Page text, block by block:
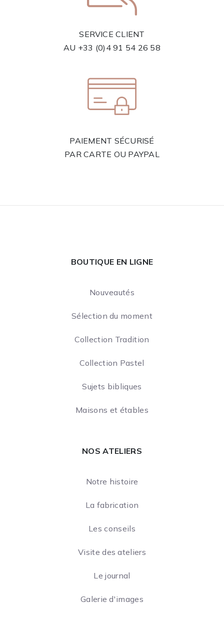
SERVICE CLIENT
AU +33 (0)4 91 54 26 58
PAIEMENT SÉCURISÉ
PAR CARTE OU PAYPAL
BOUTIQUE EN LIGNE
Nouveautés
Sélection du moment
Collection Tradition
Collection Pastel
Sujets bibliques
Maisons et étables
NOS ATELIERS
Notre histoire
La fabrication
Les conseils
Visite des ateliers
Le journal
Galerie d'images